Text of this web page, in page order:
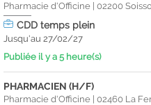
Pharmacie d'Officine |02200
CDDtemps plein
Jusqu'au 27/02/27
Publiée il y a 5 heure(s)
PHARMACIEN (H/F)
Pharmacie d'Officine |02460 La